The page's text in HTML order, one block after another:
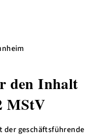
den Inhalt
MStV
der geschäftsführende